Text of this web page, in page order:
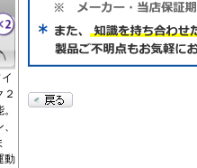
２
動